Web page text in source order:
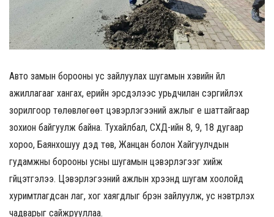
Авто замын борооны ус зайлуулах шугамын хэвийн үйл
ажиллагааг хангах, үерийн эрсдэлээс урьдчилан сэргийлэх
зорилгоор төлөвлөгөөт цэвэрлэгээний ажлыг үе шаттайгаар
зохион байгуулж байна. Тухайлбал, СХД-ийн 8, 9, 18 дугаар
хороо, Баянхошуу дэд төв, Жанцан болон Хайгуулчдын
гудамжны борооны усны шугамын цэвэрлэгээг хийж
гүйцэтгэлээ. Цэвэрлэгээний ажлын хүрээнд шугам хоолойд
хуримтлагдсан лаг, хог хаягдлыг бүрэн зайлуулж, ус нэвтрүүлэх
чадварыг сайжрууллаа.